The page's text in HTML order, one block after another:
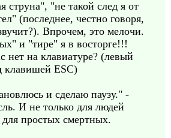
струна", "не такой след я от
(последнее, честно говоря,
Впрочем, это мелочи.
и "тире" я в восторге!!!
на клавиатуре? (левый
клавишей ESC)
и сделаю паузу." -
И не только для людей
простых смертных.